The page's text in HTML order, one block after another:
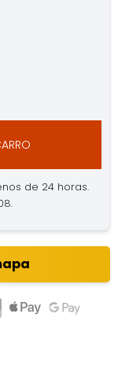
de 24 horas.